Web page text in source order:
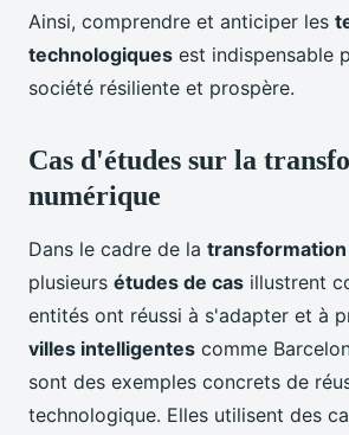
Ainsi, comprendre et anticiper les
technologiques est indispensable
société résiliente et prospère.
Cas d'études sur la
numérique
Dans le cadre de la
plusieurs études de cas illustrent
entités ont réussi à s'adapter et à
villes intelligentes comme
sont des exemples concrets de
technologique. Elles utilisent des